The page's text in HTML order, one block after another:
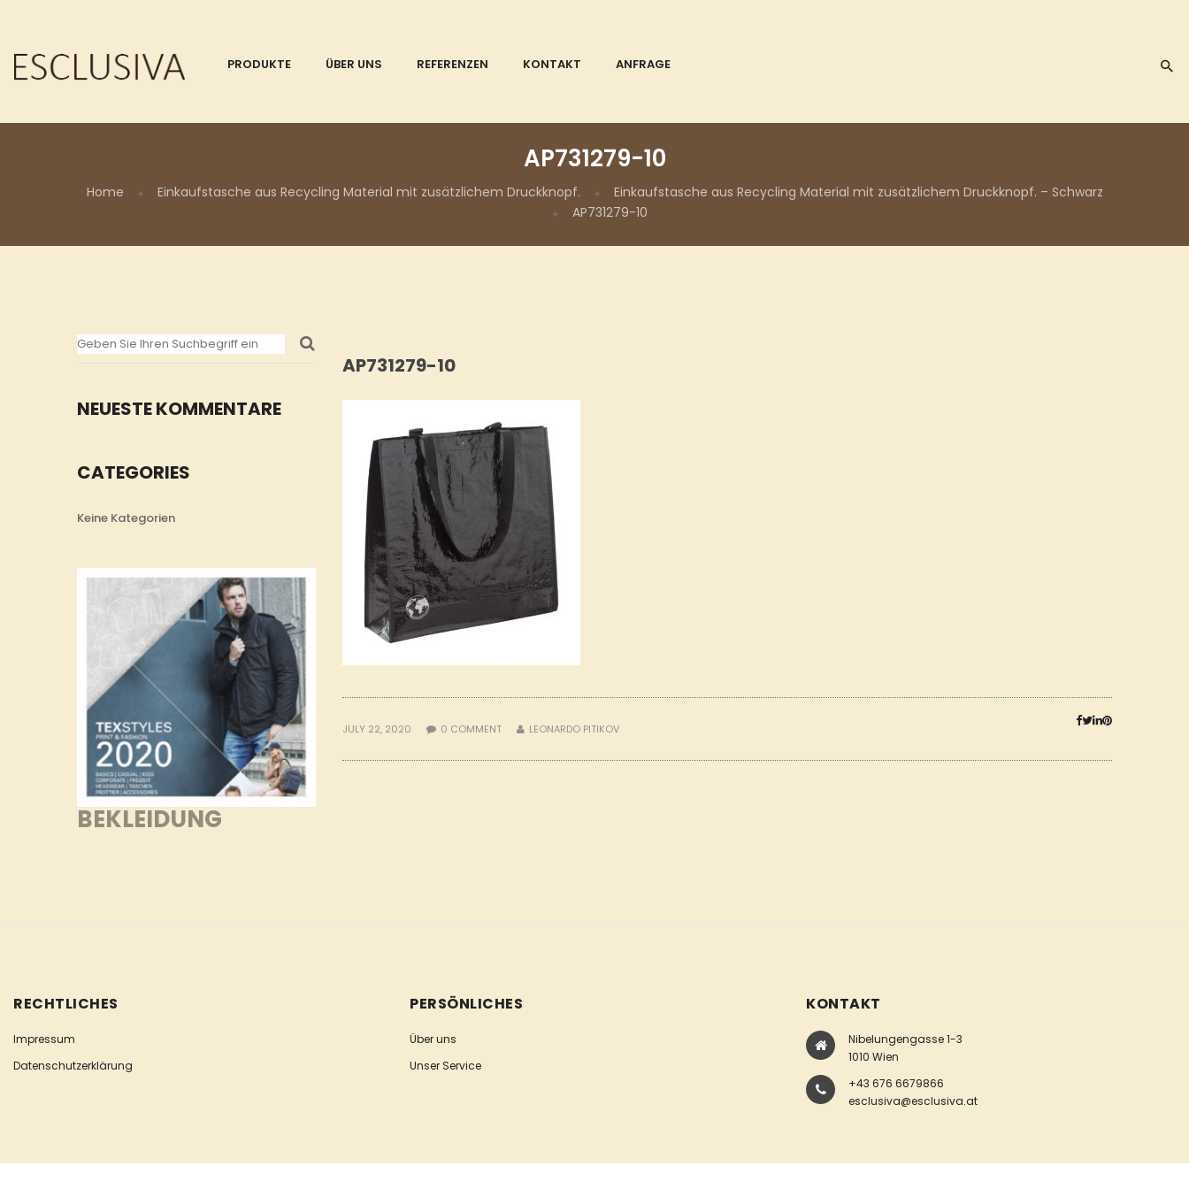
PRODUKTE ÜBER UNS REFERENZEN KONTAKT ANFRAGE
AP731279-10
Home Einkaufstasche aus Recycling Material mit zusätzlichem Druckknopf.
Einkaufstasche aus Recycling Material mit zusätzlichem Druckknopf. – Schwarz
AP731279-10
NEUESTE KOMMENTARE
CATEGORIES
Keine Kategorien
BEKLEIDUNG
AP731279-10
JULY 22, 2020 0 COMMENT LEONARDO PITIKOV
RECHTLICHES
Impressum
Datenschutzerklärung
PERSÖNLICHES
Über uns
Unser Service
KONTAKT
Nibelungengasse 1-3
1010 Wien
+43 676 6679866
esclusiva@esclusiva.at